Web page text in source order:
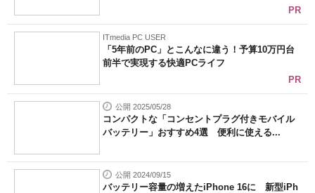
PR
ITmedia PC USER
「5年前のPC」とこんなに違う！予算10万円台
前半で実現する快適PCライフ
PR
公開 2025/05/28
コンパクトな「コンセントプラグ付きモバイル
バッテリー」おすすめ4選 便利に使える...
公開 2024/09/15
バッテリー容量の増えたiPhone 16に 新型iPh